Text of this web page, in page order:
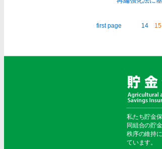
first page 14 15
私たち貯金
同組合の貯
秩序の維持
ています。